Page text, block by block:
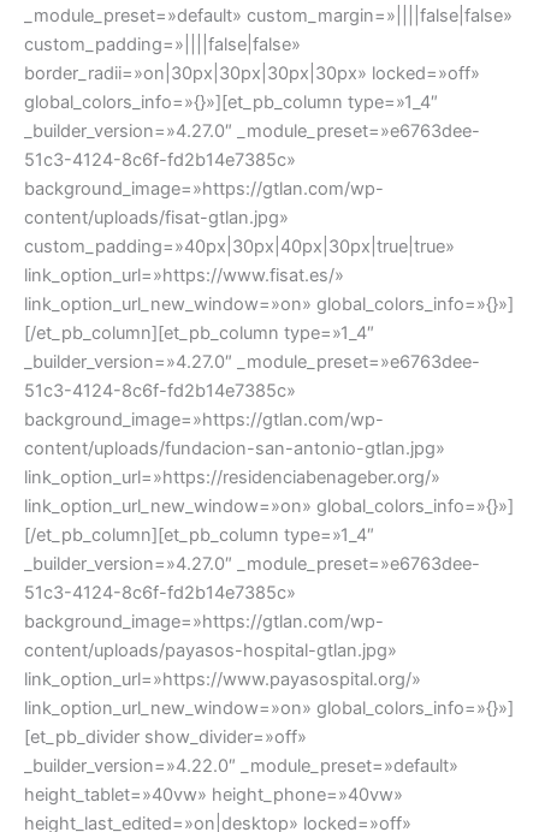
_module_preset=»default» custom_margin=»||||false|false»
custom_padding=»||||false|false»
border_radii=»on|30px|30px|30px|30px» locked=»off»
global_colors_info=»{}»][et_pb_column type=»1_4″
_builder_version=»4.27.0″ _module_preset=»e6763dee-
51c3-4124-8c6f-fd2b14e7385c»
background_image=»https://gtlan.com/wp-
content/uploads/fisat-gtlan.jpg»
custom_padding=»40px|30px|40px|30px|true|true»
link_option_url=»https://www.fisat.es/»
link_option_url_new_window=»on» global_colors_info=»{}»]
[/et_pb_column][et_pb_column type=»1_4″
_builder_version=»4.27.0″ _module_preset=»e6763dee-
51c3-4124-8c6f-fd2b14e7385c»
background_image=»https://gtlan.com/wp-
content/uploads/fundacion-san-antonio-gtlan.jpg»
link_option_url=»https://residenciabenageber.org/»
link_option_url_new_window=»on» global_colors_info=»{}»]
[/et_pb_column][et_pb_column type=»1_4″
_builder_version=»4.27.0″ _module_preset=»e6763dee-
51c3-4124-8c6f-fd2b14e7385c»
background_image=»https://gtlan.com/wp-
content/uploads/payasos-hospital-gtlan.jpg»
link_option_url=»https://www.payasospital.org/»
link_option_url_new_window=»on» global_colors_info=»{}»]
[et_pb_divider show_divider=»off»
_builder_version=»4.22.0″ _module_preset=»default»
height_tablet=»40vw» height_phone=»40vw»
height_last_edited=»on|desktop» locked=»off»